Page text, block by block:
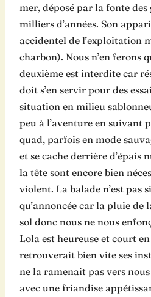
mer, déposé par la fonte des
milliers d’années. Son
accidentel de l’exploitation
charbon). Nous n’en ferons
deuxième est interdite car
doit s’en servir pour des
situation en milieu
peu à l’aventure en suivant
quad, parfois en mode
et se cache derrière d’épais
la tête sont encore bien
violent. La balade n’est pas
qu’annoncée car la pluie de
sol donc nous ne nous
Lola est heureuse et court
retrouverait bien vite ses
ne la ramenait pas vers
avec une friandise